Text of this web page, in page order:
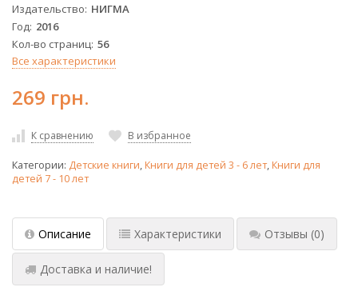
Издательство НИГМА
Год 2016
Кол-во страниц 56
Все характеристики
269 грн.
К сравнению В избранное
Категории: Детские книги,Книги для детей 3 - 6 лет,Книги для
детей 7 - 10 лет
Описание Характеристики Отзывы (0)
Доставка и наличие!